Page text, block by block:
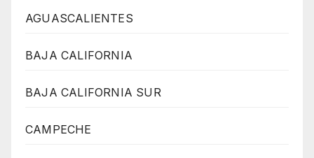
AGUASCALIENTES
BAJA CALIFORNIA
BAJA CALIFORNIA SUR
CAMPECHE